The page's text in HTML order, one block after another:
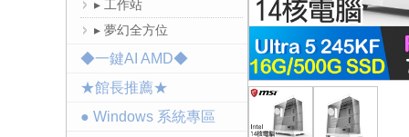
▸ 工作站
▸ 夢幻全方位
◆一鍵AI AMD◆
★館長推薦★
● Windows 系統專區